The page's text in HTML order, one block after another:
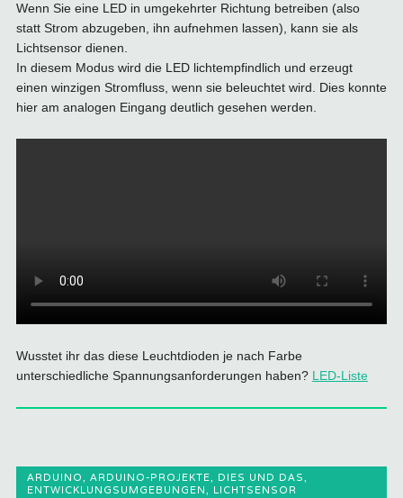
Wenn Sie eine LED in umgekehrter Richtung betreiben (also
statt Strom abzugeben, ihn aufnehmen lassen), kann sie als
Lichtsensor dienen.
In diesem Modus wird die LED lichtempfindlich und erzeugt
einen winzigen Stromfluss, wenn sie beleuchtet wird. Dies konnte
hier am analogen Eingang deutlich gesehen werden.
Wusstet ihr das diese Leuchtdioden je nach Farbe
unterschiedliche Spannungsanforderungen haben? LED-Liste
ARDUINO, ARDUINO-PROJEKTE, DIES UND DAS,
ENTWICKLUNGSUMGEBUNGEN, LICHTSENSOR